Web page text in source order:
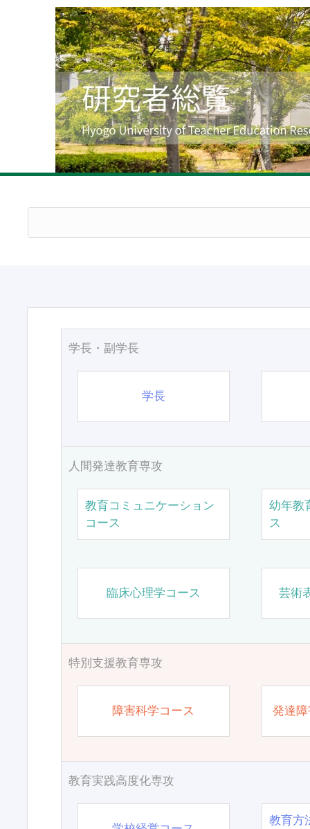
学長・副学長
学長
人間発達教育専攻
教育コミュニケーション
コース
幼年教
ス
臨床心理学コース 芸術
特別支援教育専攻
障害科学コース 発達
教育実践高度化専攻
教育方